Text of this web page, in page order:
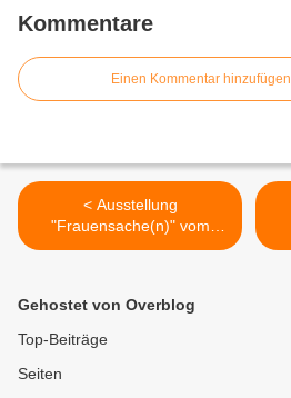
Kommentare
Einen Kommentar hinzufügen
< Ausstellung
"Frauensache(n)" vom
11.2.-5.3.2012 in der
Autorenlesung Urusla
Gehostet von Overblog
Top-Beiträge
Seiten